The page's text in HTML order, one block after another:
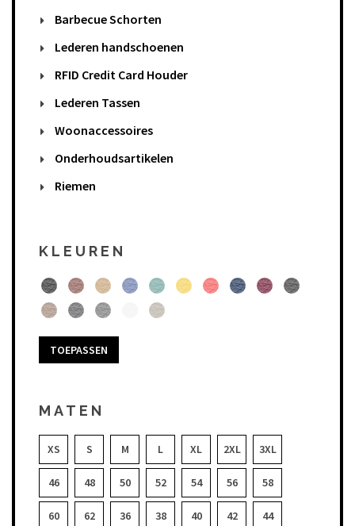
Barbecue Schorten
Lederen handschoenen
RFID Credit Card Houder
Lederen Tassen
Woonaccessoires
Onderhoudsartikelen
Riemen
KLEUREN
TOEPASSEN
MATEN
XS S M L XL 2XL 3XL
46 48 50 52 54 56 58
60 62 36 38 40 42 44